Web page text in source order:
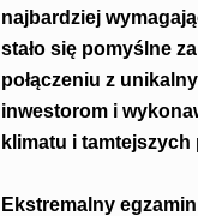
najbardziej
stało się pomyślne
połączeniu z
inwestorom i
klimatu i tamtejszych
Ekstremalny